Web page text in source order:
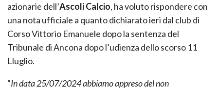
azionarie dell’Ascoli Calcio, ha voluto rispondere con
una nota ufficiale a quanto dichiarato ieri dal club di
Corso Vittorio Emanuele dopo la sentenza del
Tribunale di Ancona dopo l’udienza dello scorso 11
Lluglio.
“In data 25/07/2024 abbiamo appreso del non